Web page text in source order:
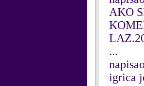
AKO
...
igrica